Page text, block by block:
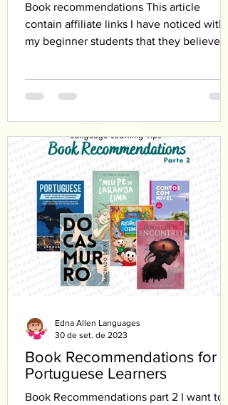
Book recommendations This article
contain affiliate links I have noticed with
my beginner students that they believe
Book Recommendations for
Portuguese Learners
Book Recommendations part 2 I want to
Edna Allen Languages
30 de set. de 2023